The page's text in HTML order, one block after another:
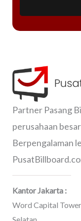
Partner Pasang
perusahaan
Berpengalaman
Kantor Jakarta :
Word Capital